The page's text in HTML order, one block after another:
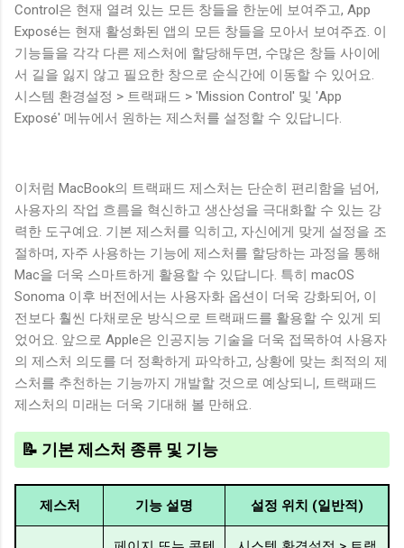
Control은 현재 열려 있는 모든 창들을 한눈에 보여주고, App
Exposé는 현재 활성화된 앱의 모든 창들을 모아서 보여주죠. 이
기능들을 각각 다른 제스처에 할당해두면, 수많은 창들 사이에
서 길을 잃지 않고 필요한 창으로 순식간에 이동할 수 있어요.
시스템 환경설정 > 트랙패드 > 'Mission Control' 및 'App
Exposé' 메뉴에서 원하는 제스처를 설정할 수 있답니다.
이처럼 MacBook의 트랙패드 제스처는 단순히 편리함을 넘어,
사용자의 작업 흐름을 혁신하고 생산성을 극대화할 수 있는 강
력한 도구예요. 기본 제스처를 익히고, 자신에게 맞게 설정을 조
절하며, 자주 사용하는 기능에 제스처를 할당하는 과정을 통해
Mac을 더욱 스마트하게 활용할 수 있답니다. 특히 macOS
Sonoma 이후 버전에서는 사용자화 옵션이 더욱 강화되어, 이
전보다 훨씬 다채로운 방식으로 트랙패드를 활용할 수 있게 되
었어요. 앞으로 Apple은 인공지능 기술을 더욱 접목하여 사용자
의 제스처 의도를 더 정확하게 파악하고, 상황에 맞는 최적의 제
스처를 추천하는 기능까지 개발할 것으로 예상되니, 트랙패드
제스처의 미래는 더욱 기대해 볼 만해요.
📝 기본 제스처 종류 및 기능
제스처 기능 설명 설정 위치 (일반적)